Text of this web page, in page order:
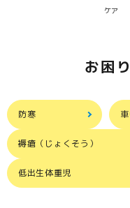
ケア
お困
防寒
褥瘡（じょくそう）
低出生体重児